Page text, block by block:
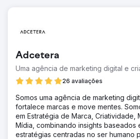
Adcetera
Uma agência de marketing digital e
26 avaliações
Somos uma agência de marketing
fortalece marcas e move mentes.
em Estratégia de Marca, Criatividade,
Mídia, combinando insights baseados
estratégias centradas no ser humano